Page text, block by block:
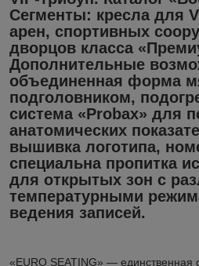
Сегменты: кресла для
арен, спортивных
дворцов класса
Дополнительные
объединенная форма
подголовником,
система «Probax» для
анатомических
вышивка логотипа,
специальна пропитка
для открытых зон с
температурными
ведения записей.
«EURO SEATING» ― единственная